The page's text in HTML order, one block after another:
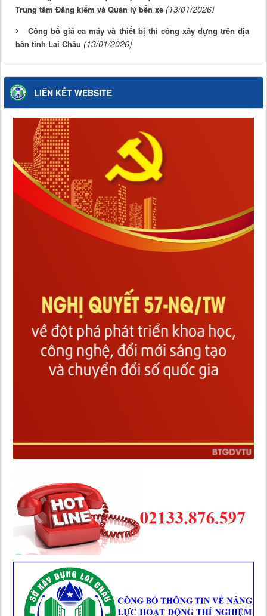
Trung tâm Đăng kiểm và Quản lý bến xe (13/01/2026)
Công bố giá ca máy và thiết bị thi công xây dựng trên địa
bàn tỉnh Lai Châu (13/01/2026)
LIÊN KẾT WEBSITE